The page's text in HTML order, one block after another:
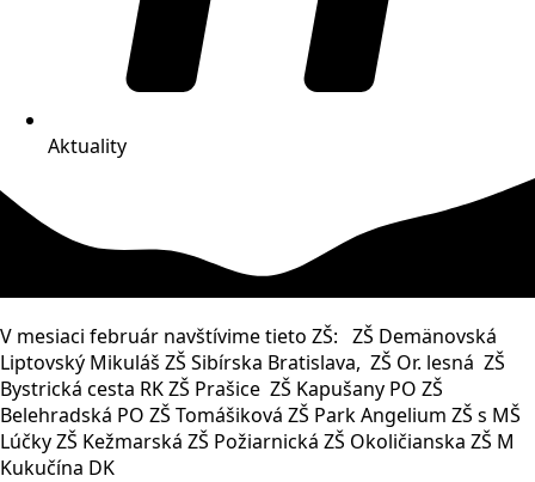
Aktuality
V mesiaci február navštívime tieto ZŠ: ZŠ Demänovská
Liptovský Mikuláš ZŠ Sibírska Bratislava, ZŠ Or. lesná ZŠ
Bystrická cesta RK ZŠ Prašice ZŠ Kapušany PO ZŠ
Belehradská PO ZŠ Tomášiková ZŠ Park Angelium ZŠ s MŠ
Lúčky ZŠ Kežmarská ZŠ Požiarnická ZŠ Okoličianska ZŠ M
Kukučína DK